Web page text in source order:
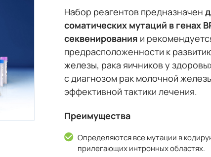
Полиморфизмы
Биоинформатика
Набор реагентов предназначен
соматических мутаций в генах
секвенирования и
предрасположенности к
железы, рака яичников у
с диагнозом рак молочной
эффективной тактики лечения.
Преимущества
Определяются все мутации в
прилегающих интронных областях.